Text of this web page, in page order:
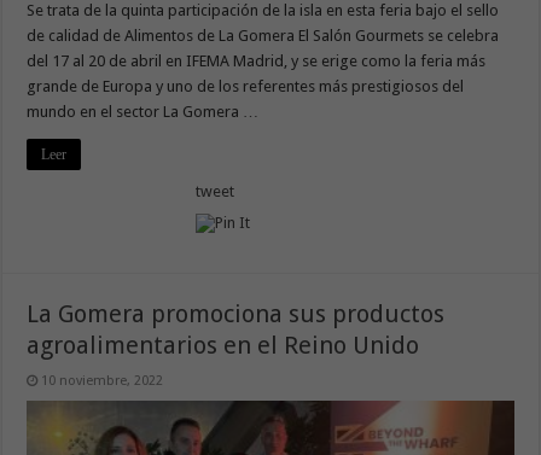
Se trata de la quinta participación de la isla en esta feria bajo el sello
de calidad de Alimentos de La Gomera El Salón Gourmets se celebra
del 17 al 20 de abril en IFEMA Madrid, y se erige como la feria más
grande de Europa y uno de los referentes más prestigiosos del
mundo en el sector La Gomera …
Leer
tweet
La Gomera promociona sus productos
agroalimentarios en el Reino Unido
10 noviembre, 2022